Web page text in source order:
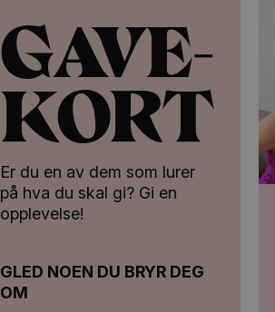
GAVE-
KORT
Er du en av dem som lurer
på hva du skal gi? Gi en
opplevelse!
GLED NOEN DU BRYR DEG
OM